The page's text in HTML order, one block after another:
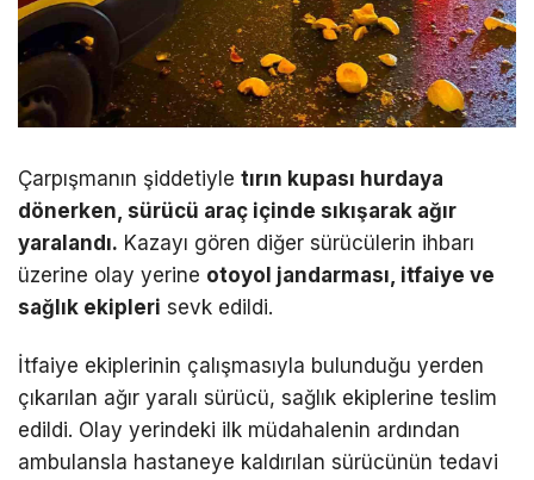
Çarpışmanın şiddetiyle tırın kupası hurdaya
dönerken, sürücü araç içinde sıkışarak ağır
yaralandı. Kazayı gören diğer sürücülerin ihbarı
üzerine olay yerine otoyol jandarması, itfaiye ve
sağlık ekipleri sevk edildi.
İtfaiye ekiplerinin çalışmasıyla bulunduğu yerden
çıkarılan ağır yaralı sürücü, sağlık ekiplerine teslim
edildi. Olay yerindeki ilk müdahalenin ardından
ambulansla hastaneye kaldırılan sürücünün tedavi